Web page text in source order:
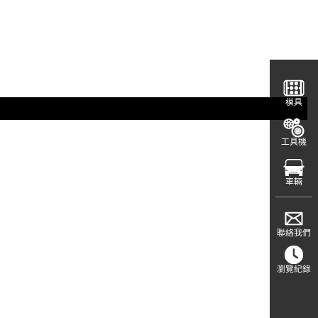
模具
工具機
車輛
聯絡我們
瀏覽紀錄